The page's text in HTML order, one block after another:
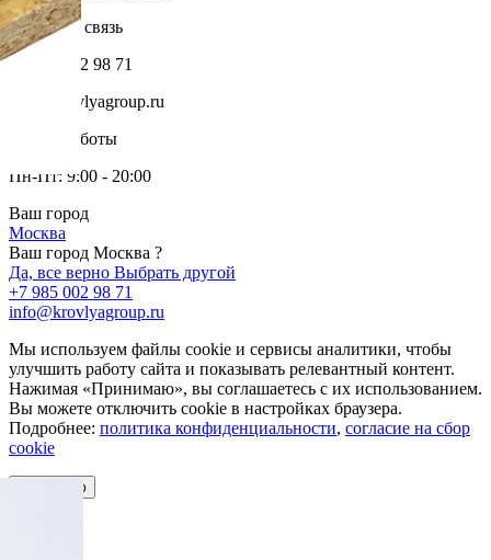
Обратная связь
+7 985 002 98 71
info@krovlyagroup.ru
Режим работы
Пн-Пт: 9:00 - 20:00
Ваш город
Москва
Ваш город Москва ?
Да, все верно Выбрать другой
+7 985 002 98 71
info@krovlyagroup.ru
Мы используем файлы cookie и сервисы аналитики, чтобы
улучшить работу сайта и показывать релевантный контент.
Нажимая «Принимаю», вы соглашаетесь с их использованием.
Вы можете отключить cookie в настройках браузера.
Подробнее: политика конфиденциальности, согласие на сбор
cookie
Принимаю